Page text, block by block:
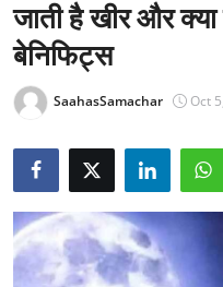
राजनीति
खेल
Epaper
धर्म
लाइफस्टाइल
जाती है खीर और
बेनिफिट्स
SaahasSamachar Oct